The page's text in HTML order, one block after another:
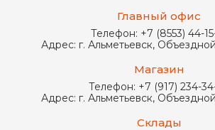
Главный офис
Телефон: +7 (8553) 44-
Адрес: г. Альметьевск,
Магазин
Телефон: +7 (917) 234-
Адрес: г. Альметьевск,
Склады